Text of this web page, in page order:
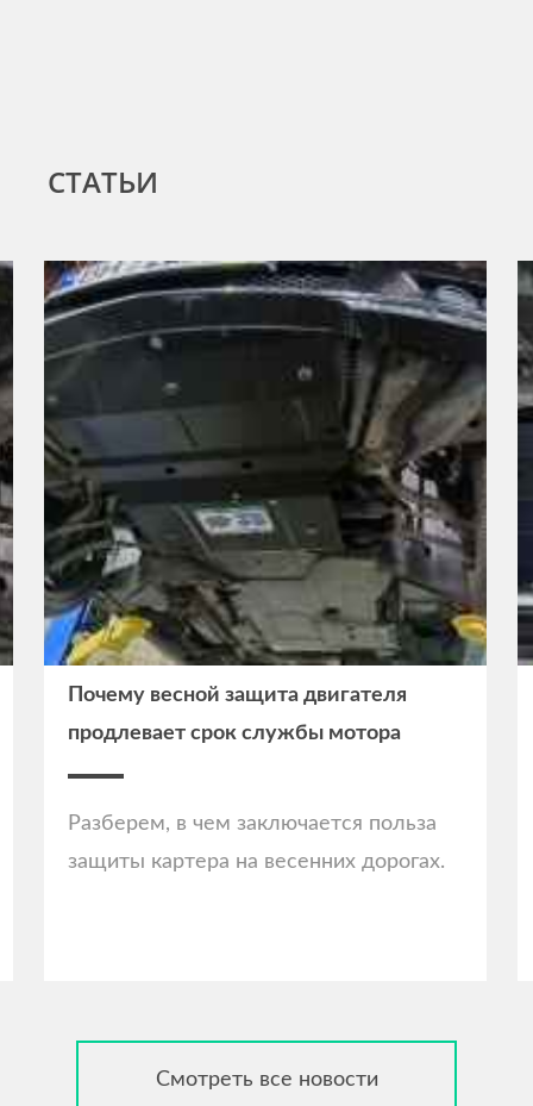
СТАТЬИ
Почему весной защита двигателя
продлевает срок службы мотора
Разберем, в чем заключается польза
защиты картера на весенних дорогах.
Смотреть все новости